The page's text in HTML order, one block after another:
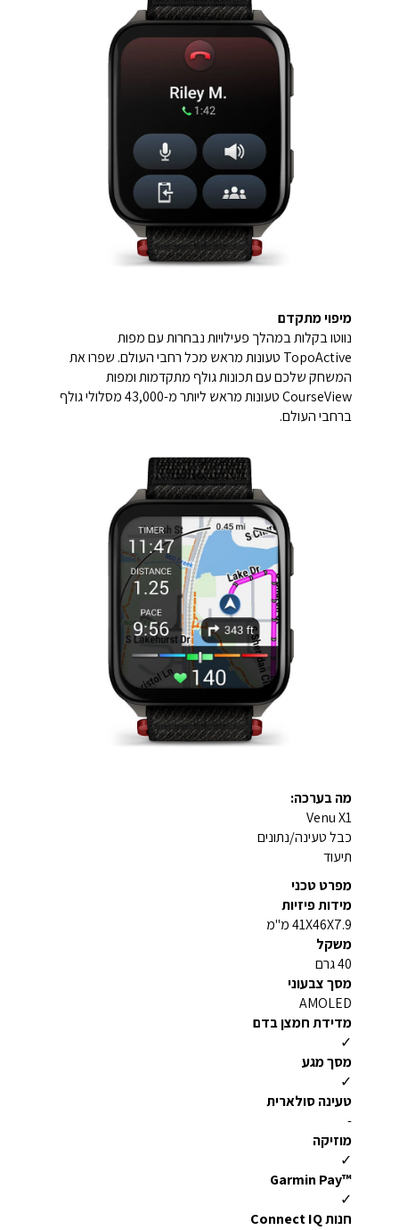
מיפוי מתקדם
נווטו בקלות במהלך פעילויות נבחרות עם מפות
TopoActive טעונות מראש מכל רחבי העולם. שפרו את
המשחק שלכם עם תכונות גולף מתקדמות ומפות
CourseView טעונות מראש ליותר מ-43,000 מסלולי גולף
ברחבי העולם.
מה בערכה:
Venu X1
כבל טעינה/נתונים
תיעוד
מפרט טכני
מידות פיזיות
41X46X7.9 מ"מ
משקל
40 גרם
מסך צבעוני
AMOLED
מדידת חמצן בדם
✓
מסך מגע
✓
טעינה סולארית
-
מוזיקה
✓
™Garmin Pay
✓
חנות Connect IQ